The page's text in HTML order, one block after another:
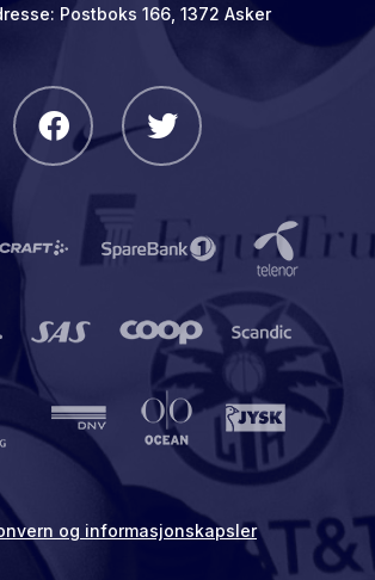
Postboks 166, 1372 Asker
og informasjonskapsler